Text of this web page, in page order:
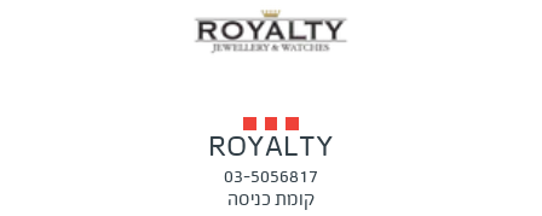
ROYALTY
03-5056817
קומת כניסה